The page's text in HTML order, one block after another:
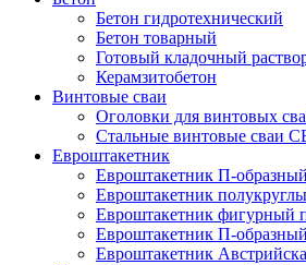
Бетон гидротехнический
Бетон товарный
Готовый кладочный
Керамзитобетон
Винтовые сваи
Оголовки для винтовых
Стальные винтовые сваи
Евроштакетник
Евроштакетник П-
Евроштакетник
Евроштакетник фигурный
Евроштакетник П-
Евроштакетник